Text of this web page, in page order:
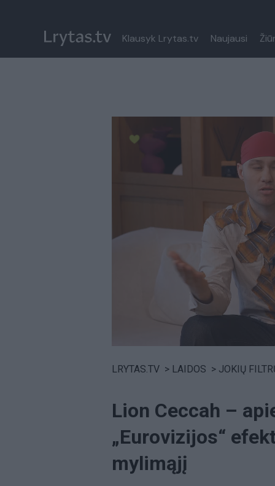
Klausyk Lrytas.tv Naujausi
LRYTAS.TV > LAIDOS > JOKIŲ FILTRŲ SU
Lion Ceccah –
„Eurovizijos“
mylimąjį